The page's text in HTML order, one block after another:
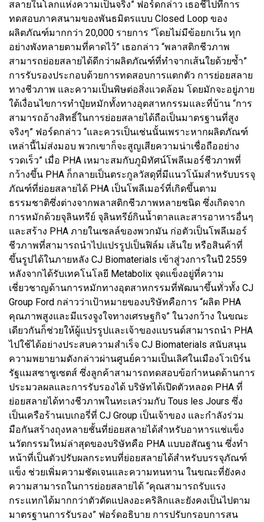
สลายในโลกแห่งความเป็นจริง” ฟอร์ดกล่าว เธอชี้ไปที่การ
ทดสอบภาคสนามของพันธมิตรแบบ Closed Loop ของ
ผลิตภัณฑ์มากกว่า 20,000 รายการ “โดยไม่มีข้อยกเว้น ทุก
อย่างพังทลายตามที่คาดไว้” เธอกล่าว “พลาสติกชีวภาพ
สามารถย่อยสลายได้ดีกว่าผลิตภัณฑ์ที่ทำจากเส้นใยด้วยซ้ำ”
การรับรองประกอบด้วยการทดสอบการแตกตัว การย่อยสลาย
ทางชีวภาพ และความเป็นพิษต่อสิ่งแวดล้อม โดยมักจะอยู่ภาย
ใต้เงื่อนไขการทำปุ๋ยหมักทั้งทางอุตสาหกรรมและที่บ้าน “การ
สามารถอ้างสิทธิ์ในการย่อยสลายได้ถือเป็นมาตรฐานที่สูง
จริงๆ” ฟอร์ดกล่าว “และควรเป็นเช่นนั้นเพราะหากผลิตภัณฑ์
เหล่านี้ไม่ส่งมอบ พวกเขาก็จะสูญเสียความน่าเชื่อถืออย่าง
รวดเร็ว” เมื่อ PHA เหมาะสมกับภูมิทัศน์โพลีเมอร์ชีวภาพที่
กว้างขึ้น PHA ก็กลายเป็นตระกูลวัสดุที่มีแนวโน้มสำหรับบรรจุ
ภัณฑ์ที่ย่อยสลายได้ PHA เป็นโพลีเมอร์ที่เกิดขึ้นตาม
ธรรมชาติซึ่งต่างจากพลาสติกชีวภาพหลายชนิด ซึ่งเกิดจาก
การหมักด้วยจุลินทรีย์ จุลินทรีย์กินน้ำตาลและสารอาหารอื่นๆ
และสร้าง PHA ภายในเซลล์ของพวกมัน ก่อตัวเป็นโพลีเมอร์
ชีวภาพที่สามารถนำไปแปรรูปเป็นฟิล์ม เส้นใย หรือสินค้าที่
ขึ้นรูปได้ในภายหลัง CJ Biomaterials เข้าสู่วงการในปี 2559
หลังจากได้รับเทคโนโลยี Metabolix จุดแข็งอยู่ที่ความ
เชี่ยวชาญด้านการหมักทางอุตสาหกรรมที่พัฒนาขึ้นทั่วทั้ง CJ
Group Ford กล่าวว่าเป้าหมายของบริษัทคือการ “ผลิต PHA
คุณภาพสูงและมีแรงจูงใจทางเศรษฐกิจ” ในวงกว้าง ในขณะ
เดียวกันก็ช่วยให้ผู้แปรรูปและเจ้าของแบรนด์สามารถนำ PHA
ไปใช้ได้อย่างประสบความสำเร็จ CJ Biomaterials สนับสนุน
ความพยายามดังกล่าวผ่านศูนย์ความเป็นเลิศในเมืองโวเบิร์น
รัฐแมสซาชูเซตส์ ซึ่งลูกค้าสามารถทดสอบข้อกำหนดด้านการ
ประมวลผลและการรับรองได้ บริษัทได้เปิดตัวหลอด PHA ที่
ย่อยสลายได้ทางชีวภาพในทะเลร่วมกับ Tous les Jours ซึ่ง
เป็นเครือร้านเบเกอรี่ที่ CJ Group เป็นเจ้าของ และกำลังร่วม
มือกันสร้างถุงหลายชั้นที่ย่อยสลายได้สำหรับอาหารแช่แข็ง
นวัตกรรมใหม่ล่าสุดของบริษัทคือ PHA แบบอสัณฐาน ซึ่งทำ
หน้าที่เป็นตัวปรับผลกระทบที่ย่อยสลายได้สำหรับบรรจุภัณฑ์
แข็ง ช่วยเพิ่มความชัดเจนและความทนทาน ในขณะที่ยังคง
ความสามารถในการย่อยสลายได้ “คุณสามารถรับแรง
กระแทกได้มากกว่าตัวดัดแปลงอะคริลิกและยังคงเป็นไปตาม
มาตรฐานการรับรอง” ฟอร์ดอธิบาย การปรับกรอบการสน